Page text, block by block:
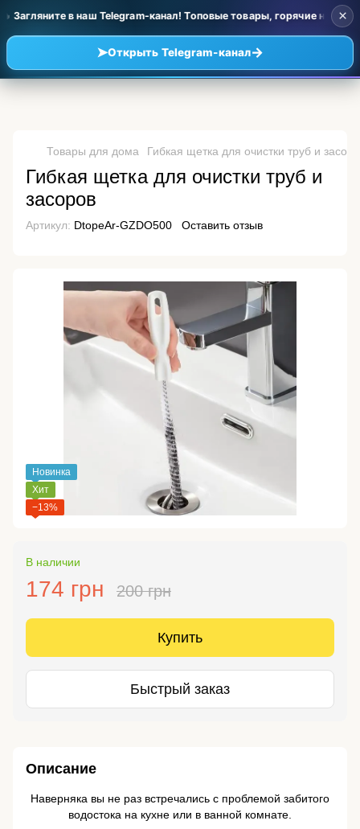
Загляните в наш Telegram-канал! Топовые товары, горячие
➤Открыть Telegram-канал→
×
Товары для дома Гибкая щетка для очистки труб и
Гибкая щетка для очистки труб и
засоров
Артикул: DtopeAr-GZDO500 Оставить отзыв
Новинка
Хит
−13%
В наличии
174 грн 200 грн
Купить
Быстрый заказ
Описание
Наверняка вы не раз встречались с проблемой забитого
водостока на кухне или в ванной комнате.